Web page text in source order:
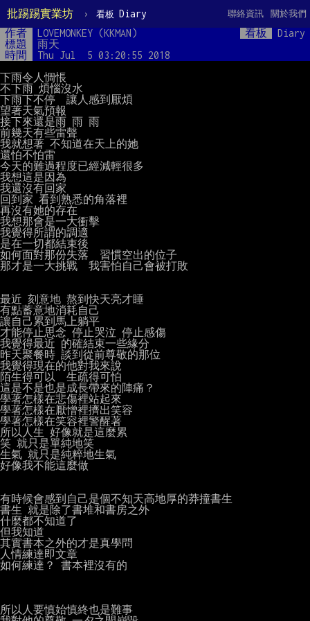
批踢踢實業坊 › 看板 Diary 關於我們
聯絡資訊
作者 LOVEMONKEY (KKMAN) 看板
Diary
標題
雨天
時間
Thu Jul  5 03:20:55 2018
下雨令人惆悵
不下雨 煩惱沒水
下雨下不停  讓人感到厭煩
望著天氣預報
接下來還是雨 雨 雨
前幾天有些雷聲
我就想著 不知道在天上的她
還怕不怕雷
今天的難過程度已經減輕很多
我想這是因為
我還沒有回家
回到家 看到熟悉的角落裡
再沒有她的存在
我想那會是一大衝擊
我覺得所謂的調適
是在一切都結束後
如何面對那份失落  習慣空出的位子
那才是一大挑戰  我害怕自己會被打敗
最近 刻意地 熬到快天亮才睡
有點蓄意地消耗自己
讓自己累到馬上躺平
才能停止思念 停止哭泣 停止感傷
我覺得最近 的確結束一些緣分
昨天聚餐時 談到從前尊敬的那位
我覺得現在的他對我來說
陌生得可以  生疏得可怕
這是不是也是成長帶來的陣痛？
學著怎樣在悲傷裡站起來
學著怎樣在厭憎裡擠出笑容
學著怎樣在笑容裡警醒著
所以人生 好像就是這麼累
笑 就只是單純地笑
生氣 就只是純粹地生氣
好像我不能這麼做
有時候會感到自己是個不知天高地厚的莽撞書生
書生 就是除了書堆和書房之外
什麼都不知道了
但我知道
其實書本之外的才是真學問
人情練達即文章
如何練達？ 書本裡沒有的
所以人要慎始慎終也是難事